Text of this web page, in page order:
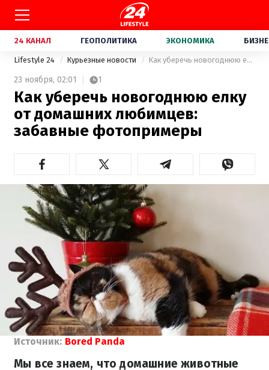
24 КАНАЛ ГЕОПОЛИТИКА ЭКОНОМИКА
Lifestyle 24 Курьезные новости Как уберечь новогоднюю елку от домашних любимцев: забавные фотопримеры
23 ноября, 02:01 1
Как уберечь новогоднюю елку
от домашних любимцев:
забавные фотопримеры
Источник: Bored Panda
Мы все знаем, что домашние животные